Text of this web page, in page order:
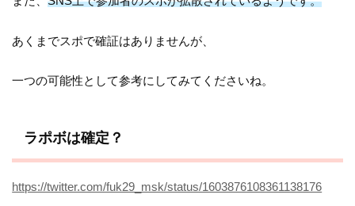
あくまでスポで確証はありませんが、
一つの可能性として参考にしてみてくださいね。
ラポボは確定？
https://twitter.com/fuk29_msk/status/1603876108361138176